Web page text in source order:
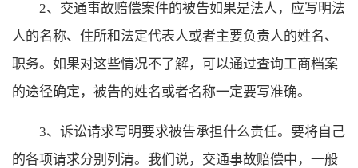
2、交通事故赔偿案件的被告如果是法人，应写明法
人的名称、住所和法定代表人或者主要负责人的姓名、
职务。如果对这些情况不了解，可以通过查询工商档案
的途径确定，被告的姓名或者名称一定要写准确。
3、诉讼请求写明要求被告承担什么责任。要将自己
的各项请求分别列清。我们说，交通事故赔偿中，一般